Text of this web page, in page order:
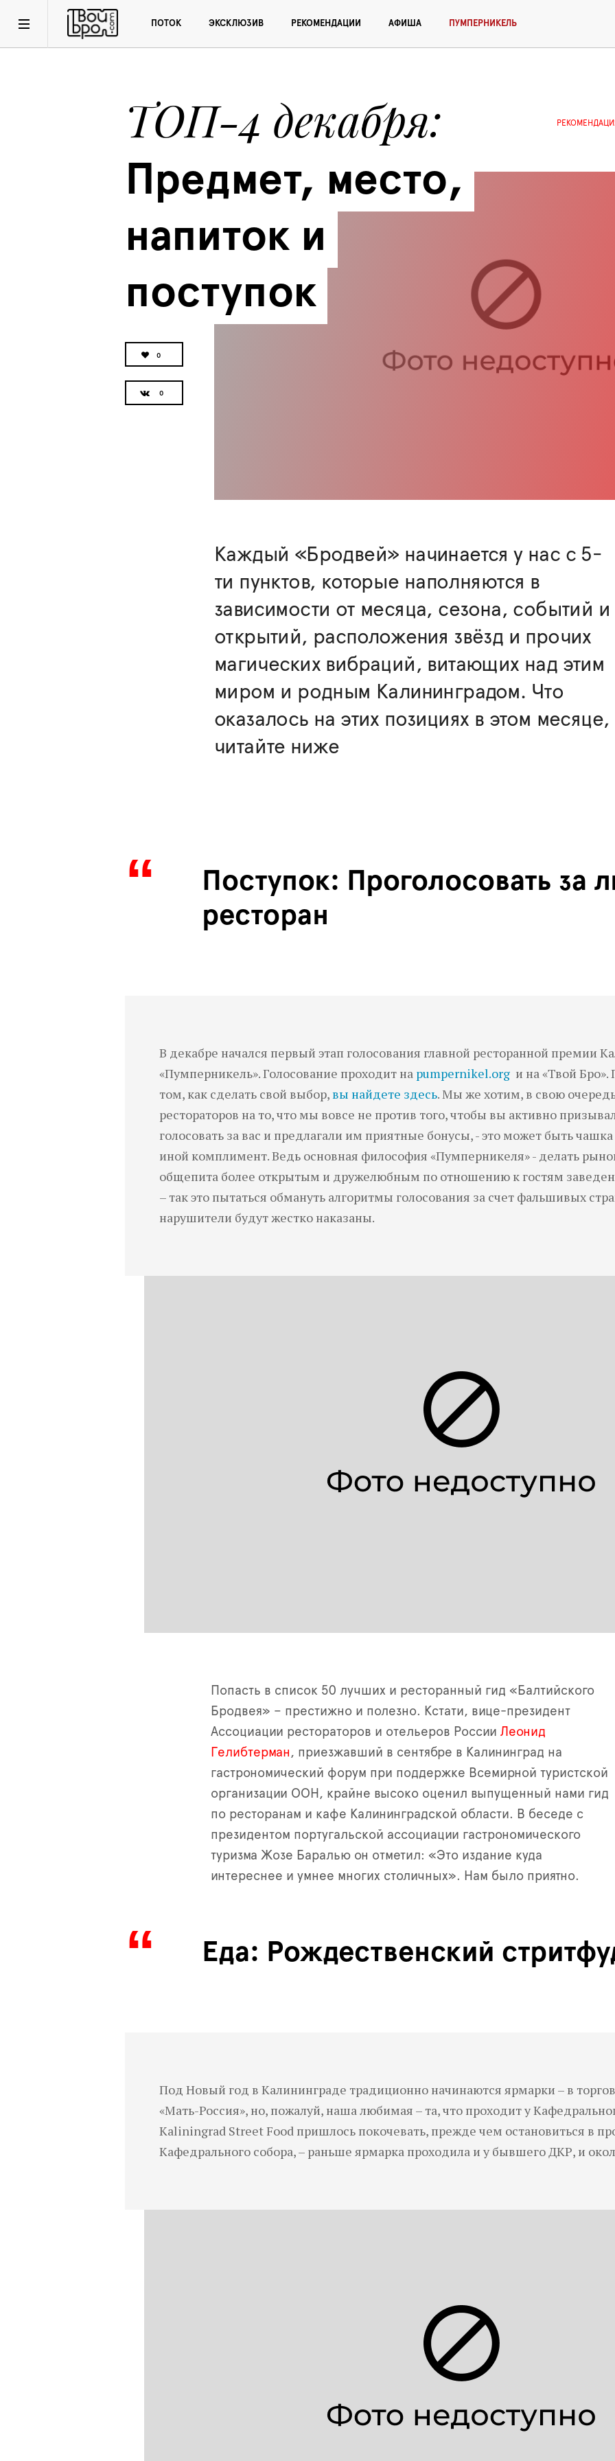
ПОТОК ЭКСКЛЮЗИВ РЕКОМЕНДАЦИИ АФИША ПУМПЕРНИКЕЛЬ
ТОП-4 декабря
Предмет, место,
напиток и
поступок
0
Каждый «Бродвей» начинается у нас с 5-
ти пунктов, которые наполняются в
зависимости от месяца, сезона, событий и
открытий, расположения звёзд и прочих
магических вибраций, витающих над этим
миром и родным Калининградом. Что
оказалось на этих позициях в этом месяце,
читайте ниже
Поступок: Проголосовать за
ресторан
В декабре начался первый этап голосования главной ресторанной премии
«Пумперникель». Голосование проходит на pumpernikel.org и на «Твой Бро».
том, как сделать свой выбор,вы найдете здесь. Мы же хотим, в свою
рестораторов на то, что мы вовсе не против того, чтобы вы активно
голосовать за вас и предлагали им приятные бонусы, - это может быть
иной комплимент. Ведь основная философия «Пумперникеля» - делать
общепита более открытым и дружелюбным по отношению к гостям
– так это пытаться обмануть алгоритмы голосования за счет фальшивых
нарушители будут жестко наказаны.
Попасть в список 50 лучших и ресторанный гид «Балтийского
Бродвея» – престижно и полезно. Кстати, вице-президент
Ассоциации рестораторов и отельеров России Леонид
Гелибтерман , приезжавший в сентябре в Калининград на
гастрономический форум при поддержке Всемирной туристской
организации ООН, крайне высоко оценил выпущенный нами гид
по ресторанам и кафе Калининградской области. В беседе с
президентом португальской ассоциации гастрономического
туризма Жозе Баралью он отметил: «Это издание куда
интереснее и умнее многих столичных». Нам было приятно.
Еда: Рождественский
Под Новый год в Калининграде традиционно начинаются ярмарки – в
«Мать-Россия», но, пожалуй, наша любимая – та, что проходит у
Kaliningrad StreetFood пришлось покочевать, прежде чем остановиться в
Кафедрального собора, – раньше ярмарка проходила и у бывшего ДКР, и